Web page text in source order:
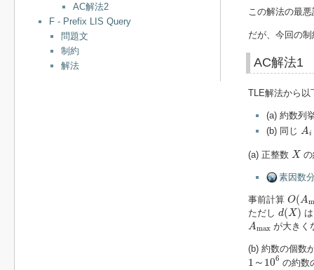
AC解法2
F - Prefix LIS Query
問題文
制約
解法
この解法の最
だが、今回の
AC解法1
TLE解法から以
(a) 約数列
(b) 同じ Ai
Ai
(a) 正整数 X
X
素因数
事前計算 O(A
O(A
ただし d(X)
d(X)
Amax
Amaxが大きく
(b) 約数の個数
1 ～ 106
1～106
の約数